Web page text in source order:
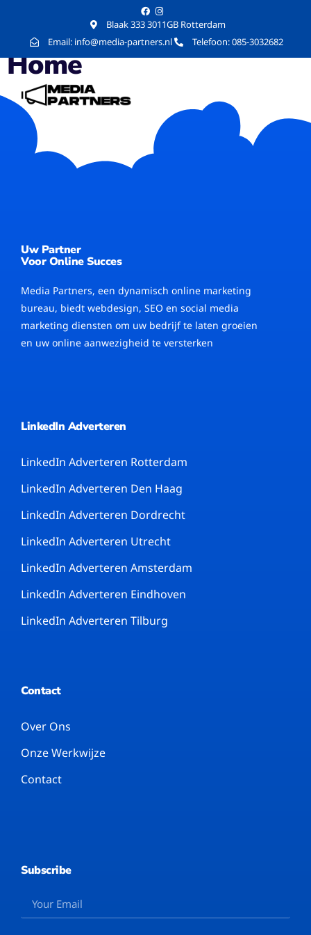
Blaak 333 3011GB Rotterdam
Email: info@media-partners.nl
Telefoon: 085-3032682
Home
Uw Partner
Voor Online Succes
Media Partners, een dynamisch online marketing
bureau, biedt webdesign, SEO en social media
marketing diensten om uw bedrijf te laten groeien
en uw online aanwezigheid te versterken
LinkedIn Adverteren
LinkedIn Adverteren Rotterdam
LinkedIn Adverteren Den Haag
LinkedIn Adverteren Dordrecht
LinkedIn Adverteren Utrecht
LinkedIn Adverteren Amsterdam
LinkedIn Adverteren Eindhoven
LinkedIn Adverteren Tilburg
Contact
Over Ons
Onze Werkwijze
Contact
Subscribe